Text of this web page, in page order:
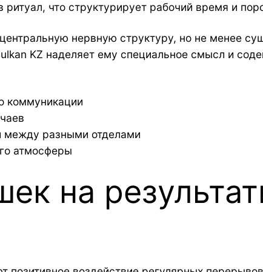
что структурирует рабочий время и
нервную структуру, но не менее
KZ наделяет ему специальное смысл и
коммуникации
между разными отделами
атмосферы
на